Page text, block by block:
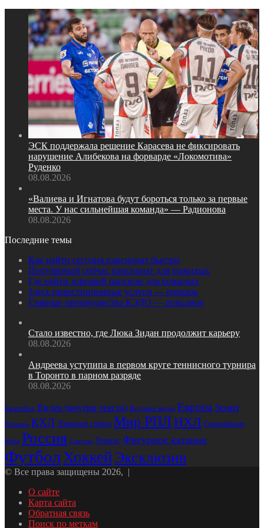
ЭСК поддержала решение Карасева не фиксировать
нарушение Алибекова на форварде «Локомотива»
Руденко
08.08.2026
«Валиева и Игнатова будут бороться только за первые
места. У нас сильнейшая команда» — Радионова
08.08.2026
Последние темы
Как найти сегодня пансионат быстро
Популярный сейчас пансионат для пожилых
Где найти хороший пансион для пожилых
Здесь инвестиционные услуги — помощь
Главные преимущества КЭДО — описание
Стало известно, где Люка Зидан продолжит карьеру
08.08.2026
Андреева уступипа в первом круге теннисного турнира
в Торонто в парном разряде
08.08.2026
Баскетбол Видео (внутри текста) Водные виды Европа Зенит
Испания КХЛ Лыжные гонки Мир РПЛНХЛ Олимпийские
игры Россия Спартак Теннис Фигурное катание
ФутболХоккейЭксклюзив
© Все права защищены 2026, |
О сайте
Карта сайта
Обратная связь
Поиск по меткам